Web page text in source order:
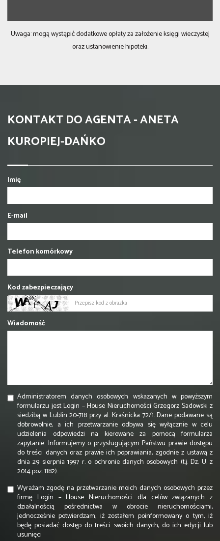
Uwaga: mogą wystąpić dodatkowe opłaty za założenie księgi wieczystej
oraz ustanowienie hipoteki.
KONTAKT DO AGENTA - ANETA
KUROPIEJ-DAŃKO
Imię
E-mail
Telefon komórkowy
Kod zabezpieczający
Wiadomość
Administratorem danych osobowych wskazanych w powyższym
formularzu jest Login – House Nieruchomości Grzegorz Sadowski z
siedzibą w Lublin 20-718 przy al. Kraśnicka 72/1. Dane podawane są
dobrowolnie, a ich przetwarzanie odbywa się wyłącznie w celu
udzielenia odpowiedzi na kierowane za pomocą formularza
zapytanie. Informujemy o przysługującym Państwu prawie dostępu
do treści danych oraz prawie ich poprawiania, zgodnie z ustawą z
dnia 29 sierpnia 1997 r. o ochronie danych osobowych (t.j. Dz. U. z
2014 poz. 1182).
Wyrażam zgodę na przetwarzanie moich danych osobowych przez
firmę Login – House Nieruchomości dla celów związanych z
działalnością pośrednictwa w obrocie nieruchomościami,
jednocześnie potwierdzam, iż zostałem poinformowany o tym, iż
będę posiadać dostęp do treści swoich danych, do ich edycji lub
usunięci